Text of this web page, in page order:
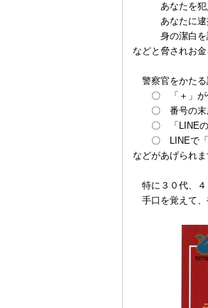
あなたを犯人
あなたに逮捕
身の潔白を証
などと脅されお
警察官をかたる
〇 「＋」が付
〇 番号の末尾
〇 「LINEのビ
〇 LINEで「逮
などがあげられま
特に３０代、４
手口を覚えて、